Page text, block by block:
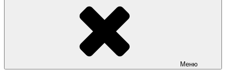
Меню